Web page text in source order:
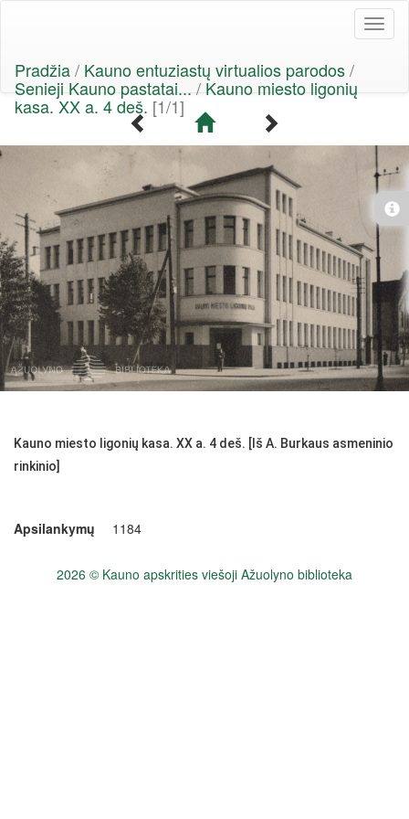
Pradžia/ Kauno entuziastų virtualios parodos/
Senieji Kauno pastatai... / Kauno miesto ligonių
kasa. XX a. 4 deš. [1/1]
Kauno miesto ligonių kasa. XX a. 4 deš. [Iš A. Burkaus asmeninio
rinkinio]
Apsilankymų 1184
2026 © Kauno apskrities viešoji Ažuolyno biblioteka